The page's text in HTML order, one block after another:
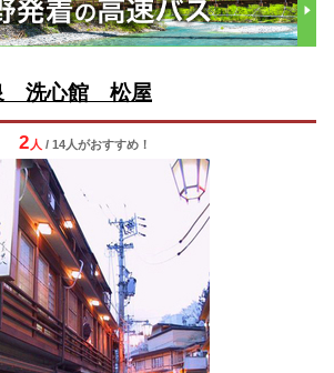
洗心館 松屋
2 人 / 14人がおすすめ！